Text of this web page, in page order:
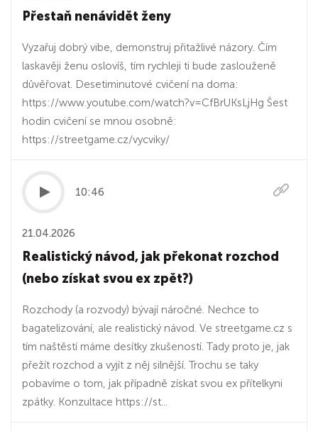
Přestaň nenávidět ženy
Vyzařuj dobrý vibe, demonstruj přitažlivé názory. Čím
laskavěji ženu oslovíš, tím rychleji ti bude zaslouženě
důvěřovat. Desetiminutové cvičení na doma:
https://www.youtube.com/watch?v=CfBrUKsLjHg Šest
hodin cvičení se mnou osobně:
https://streetgame.cz/vycviky/
10:46
21.04.2026
Realistický návod, jak překonat rozchod
(nebo získat svou ex zpět?)
Rozchody (a rozvody) bývají náročné. Nechce to
bagatelizování, ale realistický návod. Ve streetgame.cz s
tím naštěstí máme desítky zkušeností. Tady proto je, jak
přežít rozchod a vyjít z něj silnější. Trochu se taky
pobavíme o tom, jak případně získat svou ex přítelkyni
zpátky. Konzultace https://st...